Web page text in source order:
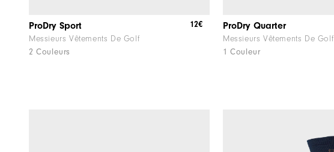
ProDry Sport
Messieurs Vêtements De Golf
2 Couleurs
12€ ProDry Quarter
Messieurs Vêtements De Golf
1 Couleur